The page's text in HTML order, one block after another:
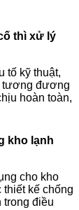
thì xử lý
tố kỹ thuật,
tương đương
hoàn toàn,
kho lạnh
cho kho
kế chống
trong điều